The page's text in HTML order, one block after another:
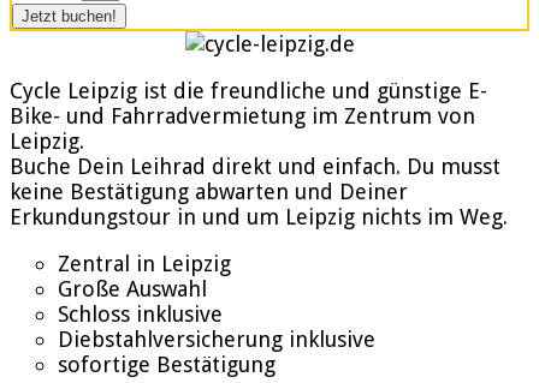
Cycle Leipzig ist die freundliche und günstige E-
Bike- und Fahrradvermietung im Zentrum von
Leipzig.
Buche Dein Leihrad direkt und einfach. Du musst
keine Bestätigung abwarten und Deiner
Erkundungstour in und um Leipzig nichts im Weg.
Zentral in Leipzig
Große Auswahl
Schloss inklusive
Diebstahlversicherung inklusive
sofortige Bestätigung